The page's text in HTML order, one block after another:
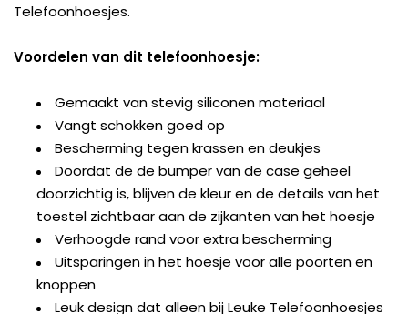
Telefoonhoesjes.
Voordelen van dit telefoonhoesje:
Gemaakt van stevig siliconen materiaal
Vangt schokken goed op
Bescherming tegen krassen en deukjes
Doordat de de bumper van de case geheel
doorzichtig is, blijven de kleur en de details van het
toestel zichtbaar aan de zijkanten van het hoesje
Verhoogde rand voor extra bescherming
Uitsparingen in het hoesje voor alle poorten en
knoppen
Leuk design dat alleen bij Leuke Telefoonhoesjes